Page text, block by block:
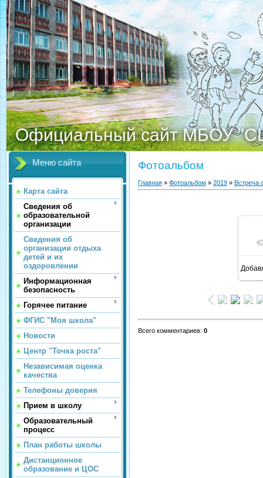
Официальный сайт МБОУ
Меню сайта
Карта сайта
Сведения об
образовательной
организации
Сведения об
организации отдыха
детей и их
оздоровлении
Информационная
безопасность
Горячее питание
ФГИС "Моя школа"
Новости
Центр "Точка роста"
Независимая оценка
качества
Телефоны доверия
Прием в школу
Образовательный
процесс
План работы школы
Дистанционное
образование и ЦОС
Фотоальбом
Главная » Фотоальбом » 2019 » Встреча
Всего комментариев: 0